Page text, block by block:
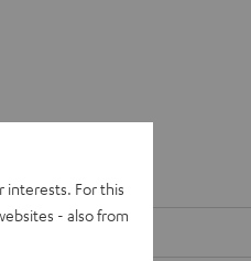
interests. For this
- also from